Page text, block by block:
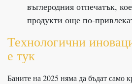
въглеродния отпечатък,
продукти още по-
Технологични
е тук
Баните на 2025 няма да бъдат само